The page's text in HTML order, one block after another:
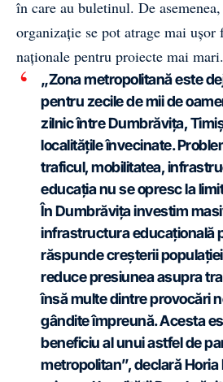
în care au buletinul. De
organizație se pot atrage mai ușor
naționale pentru proiecte mai mari.
„Zona metropolitană este
pentru zecile de mii de
zilnic între Dumbrăvița,
localitățile învecinate.
traficul, mobilitatea,
educația nu se opresc la
În Dumbrăvița investim
infrastructura educațională
răspunde creșterii
reduce presiunea asupra
însă multe dintre provocări
gândite împreună. Acesta
beneficiu al unui astfel de
metropolitan”, declară Horia